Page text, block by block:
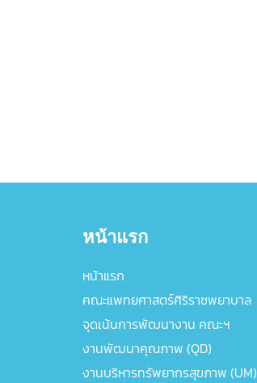
หน้าแรก
หน้าแรก
คณะแพทยศาสตร์ศิริราชพยาบาล
จุดเน้นการพัฒนางาน คณะฯ
งานพัฒนาคุณภาพ (QD)
งานบริหารทรัพยากรสุขภาพ (UM)